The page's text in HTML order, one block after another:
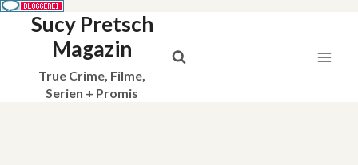
Sucy Pretsch
Magazin
True Crime, Filme,
Serien + Promis